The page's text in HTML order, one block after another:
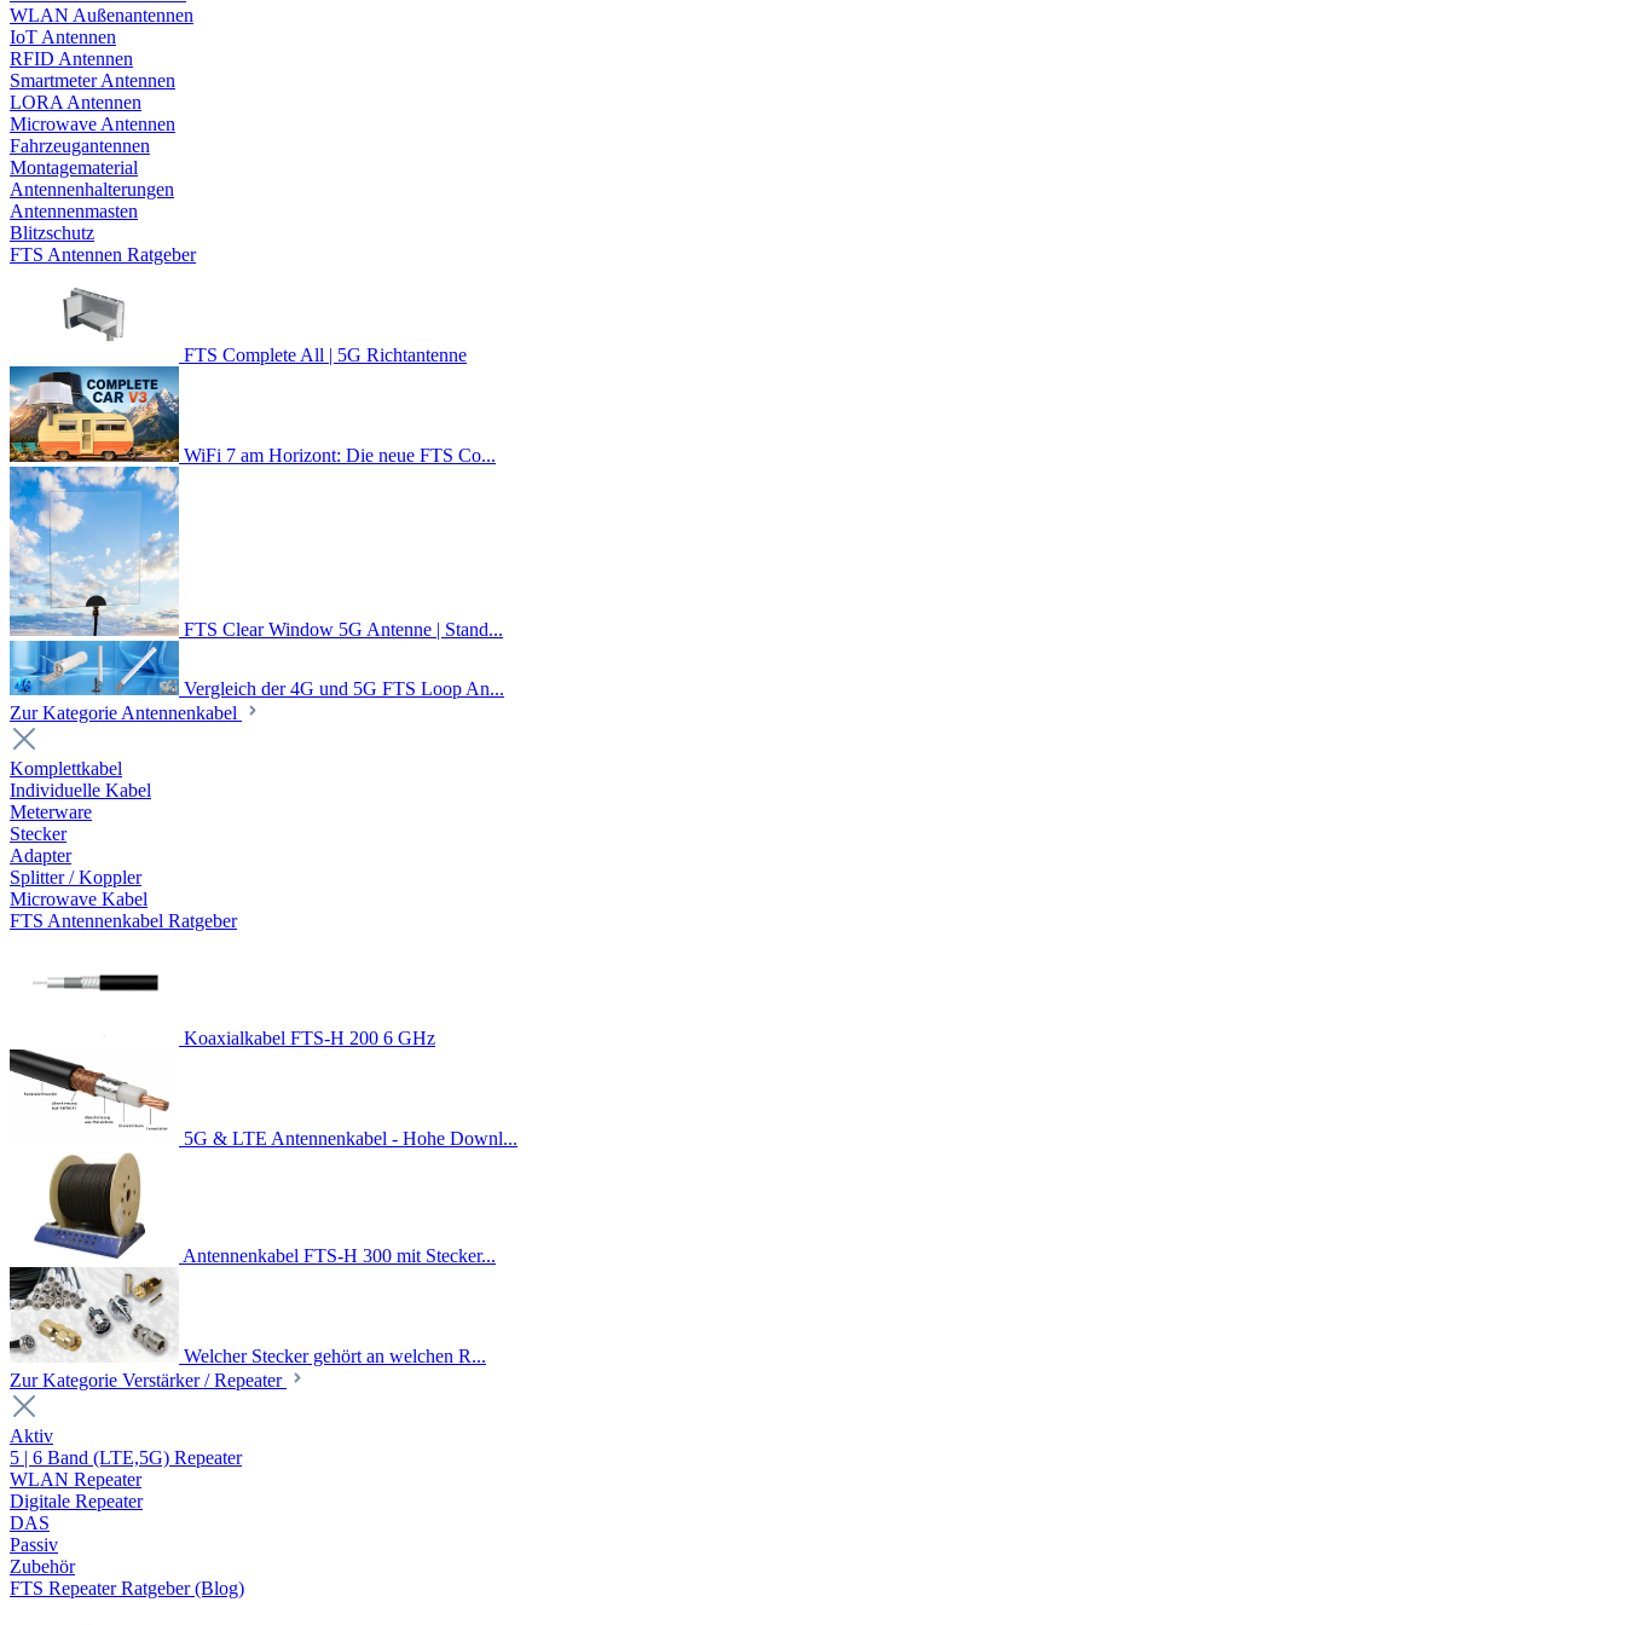
WLAN Außenantennen
IoT Antennen
RFID Antennen
Smartmeter Antennen
LORA Antennen
Microwave Antennen
Fahrzeugantennen
Montagematerial
Antennenhalterungen
Antennenmasten
Blitzschutz
FTS Antennen Ratgeber
FTS Complete All | 5G Richtantenne
WiFi 7 am Horizont: Die neue FTS Co...
FTS Clear Window 5G Antenne | Stand...
Vergleich der 4G und 5G FTS Loop An...
Zur Kategorie Antennenkabel
Komplettkabel
Individuelle Kabel
Meterware
Stecker
Adapter
Splitter / Koppler
Microwave Kabel
FTS Antennenkabel Ratgeber
Koaxialkabel FTS-H 200 6 GHz
5G & LTE Antennenkabel - Hohe Downl...
Antennenkabel FTS-H 300 mit Stecker...
Welcher Stecker gehört an welchen R...
Zur Kategorie Verstärker / Repeater
Aktiv
5 | 6 Band (LTE,5G) Repeater
WLAN Repeater
Digitale Repeater
DAS
Passiv
Zubehör
FTS Repeater Ratgeber (Blog)